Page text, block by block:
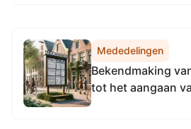
Mededelingen
Bekendmaking
tot het aangaan